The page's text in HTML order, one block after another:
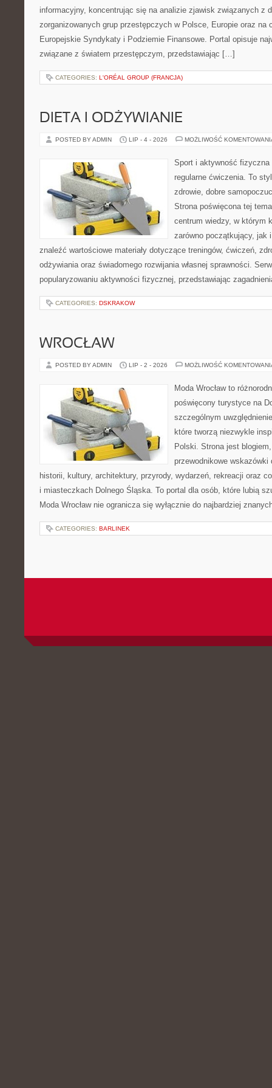
informacyjny, koncentrując się na analizie zjawisk związanych z
zorganizowanych grup przestępczych w Polsce, Europie oraz na
Europejskie Syndykaty i Podziemie Finansowe. Portal opisuje
związane z światem przestępczym, przedstawiając […]
CATEGORIES: L'ORÉAL GROUP (FRANCJA)
DIETA I ODŻYWIANIE
POSTED BY ADMIN LIP - 4 - 2026 MOŻLIWOŚĆ
Sport i aktywność
regularne ćwiczenia. To
zdrowie, dobre
Strona poświęcona tej
centrum wiedzy, w którym
zarówno początkujący, jak
znaleźć wartościowe materiały dotyczące treningów, ćwiczeń,
odżywiania oraz świadomego rozwijania własnej sprawności.
popularyzowaniu aktywności fizycznej, przedstawiając
CATEGORIES: DSKRAKOW
WROCŁAW
POSTED BY ADMIN LIP - 2 - 2026 MOŻLIWOŚĆ
Moda Wrocław to
poświęcony turystyce na
szczególnym
które tworzą niezwykle
Polski. Strona jest
przewodnikowe
historii, kultury, architektury, przyrody, wydarzeń, rekreacji oraz
i miasteczkach Dolnego Śląska. To portal dla osób, które lubią
Moda Wrocław nie ogranicza się wyłącznie do najbardziej
CATEGORIES: BARLINEK